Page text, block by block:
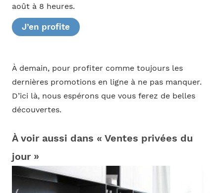
août à 8 heures.
J’en profite
À demain, pour profiter comme toujours les
dernières promotions en ligne à ne pas manquer.
D’ici là, nous espérons que vous ferez de belles
découvertes.
À voir aussi dans « Ventes privées du
jour »